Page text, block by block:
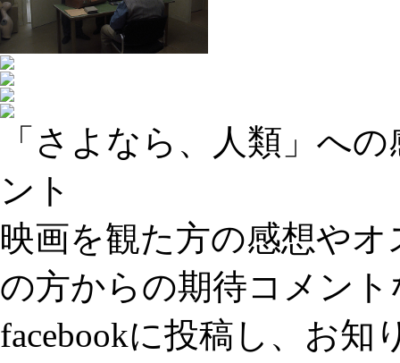
「さよなら、人類」へ
ント
映画を観た方の感想や
の方からの期待コメン
facebookに投稿し、お